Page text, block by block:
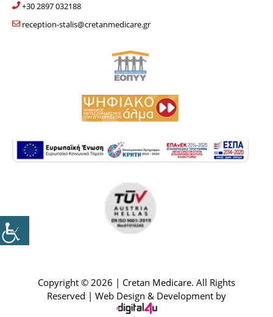
+302897025141
+30 2897 032188
reception-stalis@cretanmedicare.gr
Copyright © 2026 | Cretan Medicare. All Rights
Reserved | Web Design & Development by